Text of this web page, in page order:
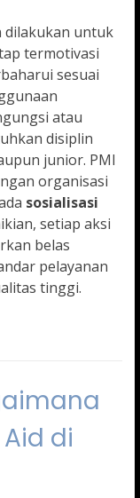
dilakukan untuk
termotivasi
sesuai
atau
disiplin
junior. PMI
organisasi
sosialisasi
setiap aksi
belas
pelayanan
tinggi.
di